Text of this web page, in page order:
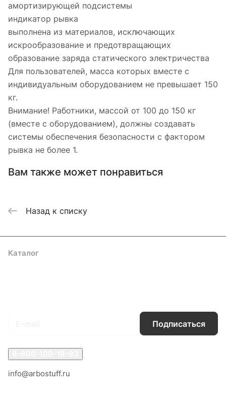
амортизирующей подсистемы
индикатор рывка
выполнена из материалов, исключающих
искрообразование и предотвращающих
образование заряда статического электричества
Для пользователей, масса которых вместе с
индивидуальным оборудованием не превышает 150
кг.
Внимание! Работники, массой от 100 до 150 кг
(вместе с оборудованием), должны создавать
системы обеспечения безопасности с фактором
рывка не более 1.
Вам также может понравиться
Назад к списку
Каталог
Подписаться
info@arbostuff.ru